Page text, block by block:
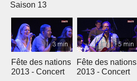
Saison 13
3 min
Fête des nations
2013 - Concert
5 min
Fête des nations
2013 - Concert